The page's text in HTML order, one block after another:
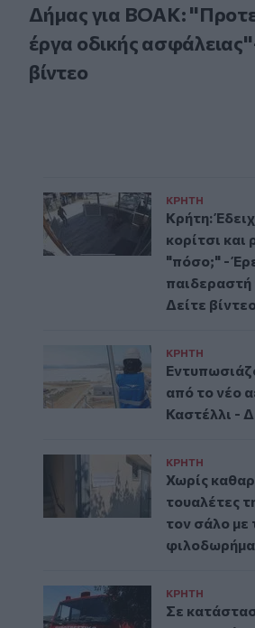
Δήμας για ΒΟΑΚ:
έργα οδικής
βίντεο
ΚΡΗΤΗ
Κρήτη:
κορίτσι
"πόσο;" -
παιδεραστή
Δείτε βίντεο
ΚΡΗΤΗ
από το νέο
Καστέλλι -
ΚΡΗΤΗ
Χωρίς
τουαλέτες
τον σάλο με
ΚΡΗΤΗ
Σε